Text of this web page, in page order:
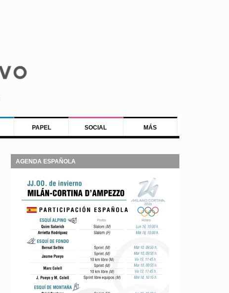
PAPEL SOCIAL MÁS
AGENDA ESPAÑOLA